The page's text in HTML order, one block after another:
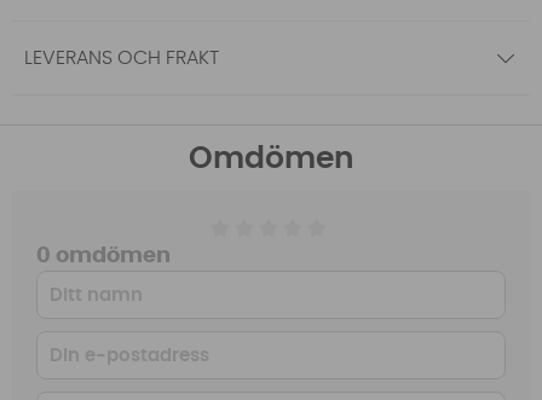
LEVERANS OCH FRAKT
Omdömen
0 omdömen